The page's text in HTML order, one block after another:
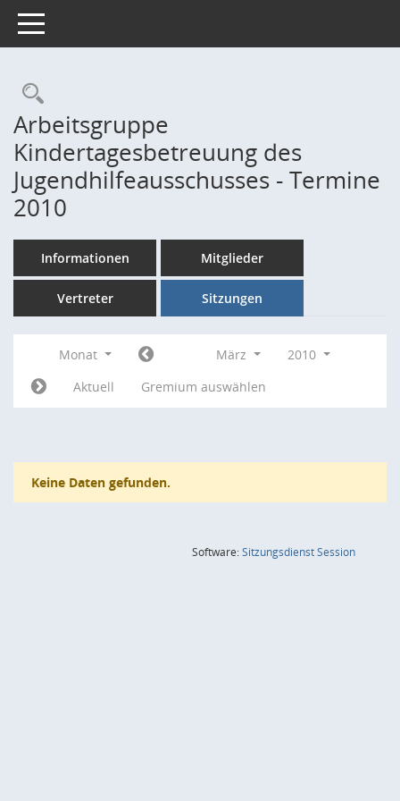
Toggle navigation
Rechercheauswahl
Arbeitsgruppe
Kindertagesbetreuung des
Jugendhilfeausschusses - Termine
2010
Informationen Mitglieder
Vertreter Sitzungen
Monat März
2010
Aktuell
Gremium auswählen
Keine Daten gefunden.
Software:SitzungsdienstSession(Wird in